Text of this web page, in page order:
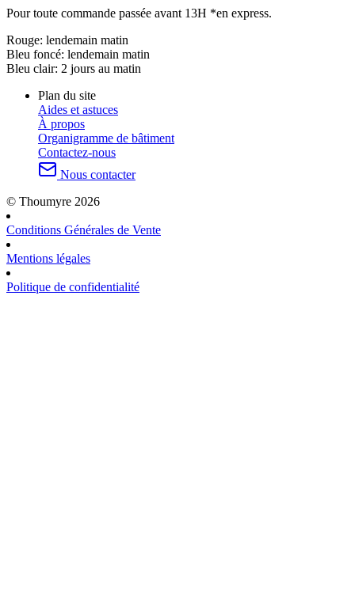
Pour toute commande passée avant 13H *en express.
Rouge: lendemain matin
Bleu foncé: lendemain matin
Bleu clair: 2 jours au matin
Plan du site
Aides et astuces
À propos
Organigramme de bâtiment
Contactez-nous
Nous contacter
© Thoumyre 2026
Conditions Générales de Vente
Mentions légales
Politique de confidentialité